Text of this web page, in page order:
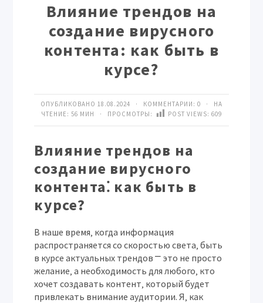
Влияние трендов на
создание вирусного
контента: как быть в
курсе?
ОПУБЛИКОВАНО 18.08.2024 · КОММЕНТАРИИ: 0 · НА
ЧТЕНИЕ: 56 МИН · ПРОСМОТРЫ:
POST VIEWS: 609
Влияние трендов на
создание вирусного
контента⁚ как быть в
курсе?
В наше время‚ когда информация
распространяется со скоростью света‚ быть
в курсе актуальных трендов ⎻ это не просто
желание‚ а необходимость для любого‚ кто
хочет создавать контент‚ который будет
привлекать внимание аудитории. Я‚ как